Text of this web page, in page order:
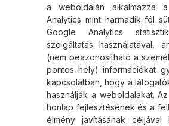
a weboldalán alkalmazza
Analytics mint harmadik fél
Google Analytics
szolgáltatás használatával,
(nem beazonosítható a
pontos hely) információkat
kapcsolatban, hogy a
használják a weboldalakat.
honlap fejlesztésének és a
élmény javításának céljával